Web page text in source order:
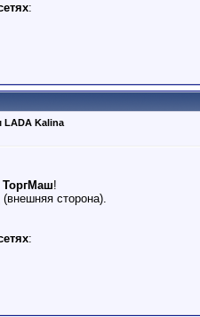
:
Kalina
ТоргМаш!
сторона).
: